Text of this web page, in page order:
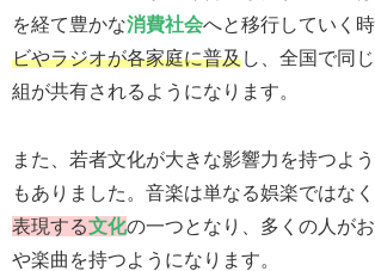
を経て豊かな消費社会へと移行していく時
ビやラジオが各家庭に普及し、全国で同
組が共有されるようになります。
また、若者文化が大きな影響力を持つよ
もありました。音楽は単なる娯楽ではなく
表現する文化の一つとなり、多くの人が
や楽曲を持つようになります。